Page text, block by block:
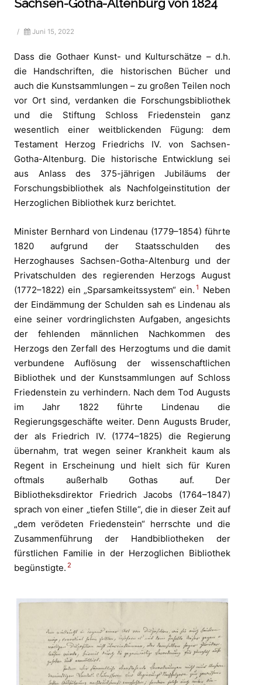
Sachsen-Gotha-Altenburg von 1824
/ Juni 15, 2022
Dass die Gothaer Kunst- und Kulturschätze – d.h.
die Handschriften, die historischen Bücher und
auch die Kunstsammlungen – zu großen Teilen noch
vor Ort sind, verdanken die Forschungsbibliothek
und die Stiftung Schloss Friedenstein ganz
wesentlich einer weitblickenden Fügung: dem
Testament Herzog Friedrichs IV. von Sachsen-
Gotha-Altenburg. Die historische Entwicklung sei
aus Anlass des 375-jährigen Jubiläums der
Forschungsbibliothek als Nachfolgeinstitution der
Herzoglichen Bibliothek kurz berichtet.
Minister Bernhard von Lindenau (1779–1854) führte
1820 aufgrund der Staatsschulden des
Herzoghauses Sachsen-Gotha-Altenburg und der
Privatschulden des regierenden Herzogs August
(1772–1822) ein „Sparsamkeitssystem“ ein. 1
Neben
der Eindämmung der Schulden sah es Lindenau als
eine seiner vordringlichsten Aufgaben, angesichts
der fehlenden männlichen Nachkommen des
Herzogs den Zerfall des Herzogtums und die damit
verbundene Auflösung der wissenschaftlichen
Bibliothek und der Kunstsammlungen auf Schloss
Friedenstein zu verhindern. Nach dem Tod Augusts
im Jahr 1822 führte Lindenau die
Regierungsgeschäfte weiter. Denn Augusts Bruder,
der als Friedrich IV. (1774–1825) die Regierung
übernahm, trat wegen seiner Krankheit kaum als
Regent in Erscheinung und hielt sich für Kuren
oftmals außerhalb Gothas auf. Der
Bibliotheksdirektor Friedrich Jacobs (1764–1847)
sprach von einer „tiefen Stille“, die in dieser Zeit auf
„dem verödeten Friedenstein“ herrschte und die
Zusammenführung der Handbibliotheken der
fürstlichen Familie in der Herzoglichen Bibliothek
begünstigte. 2